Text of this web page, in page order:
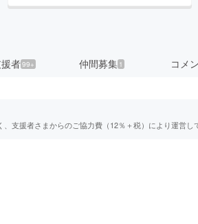
者99+ 仲間募集 1 コメ
支援者さまからのご協力費（12％＋税）により運営し